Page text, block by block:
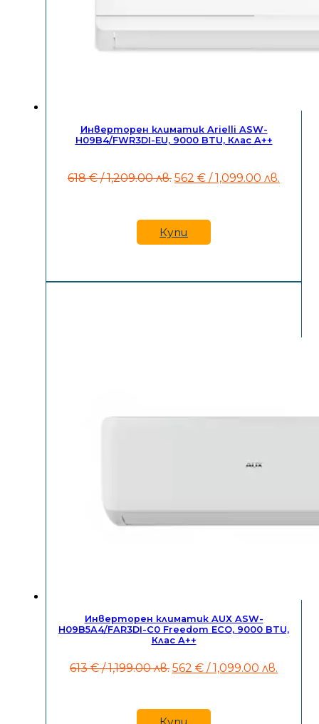
Инверторен климатик Arielli ASW-
H09B4/FWR3DI-EU, 9000 BTU, Клас A++
618€ / 1,209.00 лв. Original
618 €
/
1,209.00
562 € / 1,099.00 лв.
Купи
Инверторен климатик AUX ASW-
H09B5A4/FAR3DI-C0 Freedom ECO, 9000 BTU,
Клас A++
613€ / 1,199.00 лв. Original
613 €
/
562 € / 1,099.00 лв.